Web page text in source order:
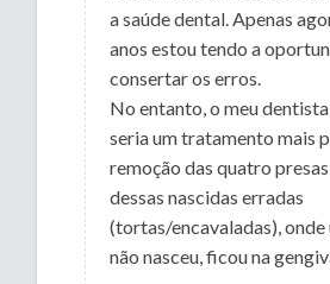
a saúde dental. Apenas
anos estou tendo a
consertar os erros.
No entanto, o meu
seria um tratamento mais
remoção das quatro
dessas nascidas erradas
(tortas/encavaladas), onde
não nasceu, ficou na